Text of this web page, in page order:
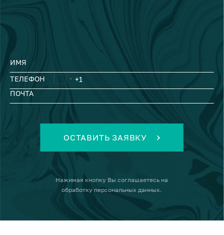
ИМЯ
ТЕЛЕФОН
ПОЧТА
ОСТАВИТЬ ЗАЯВКУ
Нажимая кнопку Вы соглашаетесь на
обработку персональных данных.